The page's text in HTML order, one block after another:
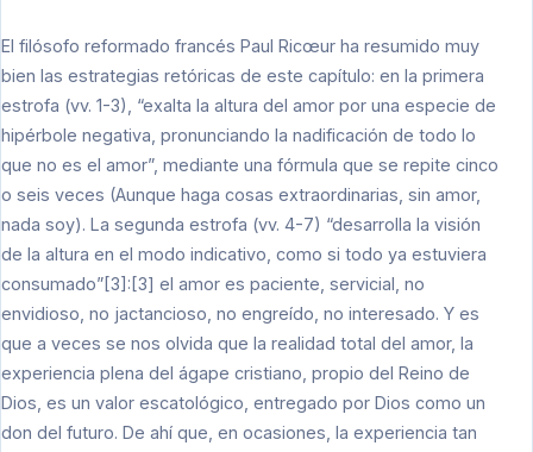
El filósofo reformado francés Paul Ricœur ha resumido muy
bien las estrategias retóricas de este capítulo: en la primera
estrofa (vv. 1-3), “exalta la altura del amor por una especie de
hipérbole negativa, pronunciando la nadificación de todo lo
que no es el amor”, mediante una fórmula que se repite cinco
o seis veces (Aunque haga cosas extraordinarias, sin amor,
nada soy). La segunda estrofa (vv. 4-7) “desarrolla la visión
de la altura en el modo indicativo, como si todo ya estuviera
consumado”[3]:[3] el amor es paciente, servicial, no
envidioso, no jactancioso, no engreído, no interesado. Y es
que a veces se nos olvida que la realidad total del amor, la
experiencia plena del ágape cristiano, propio del Reino de
Dios, es un valor escatológico, entregado por Dios como un
don del futuro. De ahí que, en ocasiones, la experiencia tan